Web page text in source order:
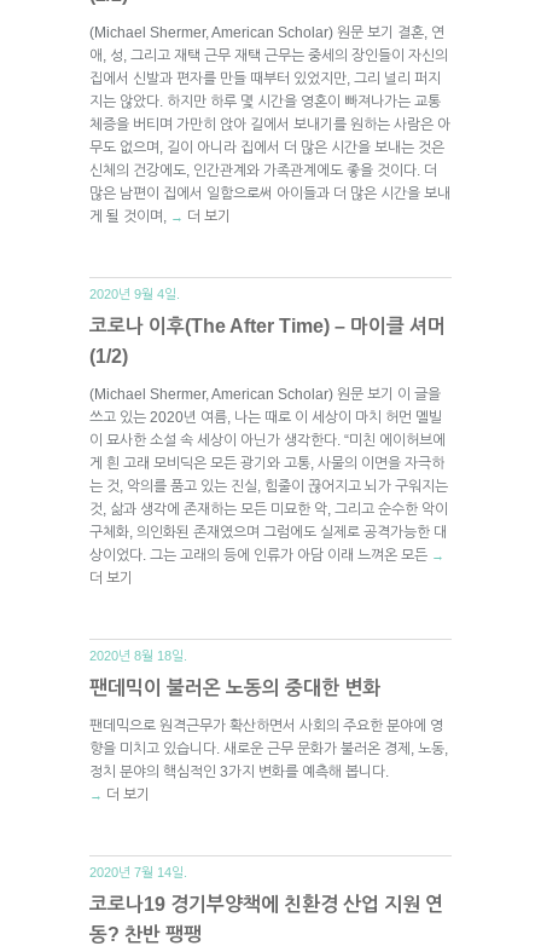
(Michael Shermer, American Scholar) 원문 보기 결혼, 연
애, 성, 그리고 재택 근무 재택 근무는 중세의 장인들이 자신의
집에서 신발과 편자를 만들 때부터 있었지만, 그리 널리 퍼지
지는 않았다. 하지만 하루 몇 시간을 영혼이 빠져나가는 교통
체증을 버티며 가만히 앉아 길에서 보내기를 원하는 사람은 아
무도 없으며, 길이 아니라 집에서 더 많은 시간을 보내는 것은
신체의 건강에도, 인간관계와 가족관계에도 좋을 것이다. 더
많은 남편이 집에서 일함으로써 아이들과 더 많은 시간을 보내
게 될 것이며,
→ 더 보기
2020년 9월 4일.
코로나 이후(The After Time) – 마이클 셔머
(1/2)
(Michael Shermer, American Scholar) 원문 보기 이 글을
쓰고 있는 2020년 여름, 나는 때로 이 세상이 마치 허먼 멜빌
이 묘사한 소설 속 세상이 아닌가 생각한다. “미친 에이허브에
게 흰 고래 모비딕은 모든 광기와 고통, 사물의 이면을 자극하
는 것, 악의를 품고 있는 진실, 힘줄이 끊어지고 뇌가 구워지는
것, 삶과 생각에 존재하는 모든 미묘한 악, 그리고 순수한 악이
구체화, 의인화된 존재였으며 그럼에도 실제로 공격가능한 대
상이었다. 그는 고래의 등에 인류가 아담 이래 느껴온 모든 →
더 보기
2020년 8월 18일.
팬데믹이 불러온 노동의 중대한 변화
팬데믹으로 원격근무가 확산하면서 사회의 주요한 분야에 영
향을 미치고 있습니다. 새로운 근무 문화가 불러온 경제, 노동,
정치 분야의 핵심적인 3가지 변화를 예측해 봅니다.
→ 더 보기
2020년 7월 14일.
코로나19 경기부양책에 친환경 산업 지원 연
동? 찬반 팽팽